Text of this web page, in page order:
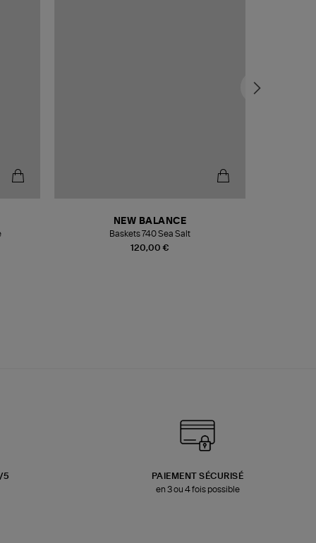
120,00 €
NEW BALANCE
Baskets 740 Sea Salt
5
PAIEMENT SÉCURISÉ
en 3 ou 4 fois possible